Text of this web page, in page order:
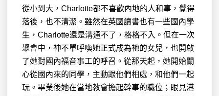
從小到大，Charlotte都不喜歡內地的人和事，覺得
落後，也不清潔。雖然在英國讀書也有一些國內學
生，Charlotte還是溝通不了，格格不入。但在一次
聚會中，神不單呼喚她正式成為祂的女兒，也開啟
了她對國內福音事工的呼召。從那天起，她開始關
心從國內來的同學，主動跟他們相處，和他們一起
玩。畢業後她在當地教會擔起幹事的職位；眼見港